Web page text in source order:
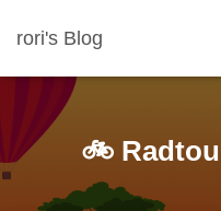
rori's Blog
🚲